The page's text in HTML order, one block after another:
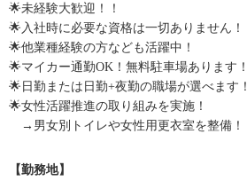
🌟未経験大歓迎！！
🌟入社時に必要な資格は一切ありません！
🌟他業種経験の方なども活躍中！
🌟マイカー通勤OK！無料駐車場あります！
🌟日勤または日勤+夜勤の職場が選べます！
🌟女性活躍推進の取り組みを実施！
→男女別トイレや女性用更衣室を整備！
【勤務地】